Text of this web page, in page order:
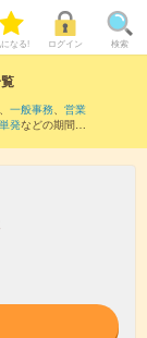
なる! ログイン 検索
一般事務、 営業
単発などの期間